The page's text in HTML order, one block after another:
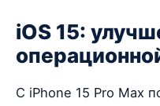
iOS 15:
С iPhone 15 Pro Max